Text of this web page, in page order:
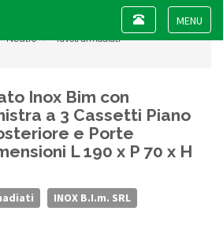
Toggle
Toggle
navigation
Neutro
Tavoli armadiati
Inox Bim con
a 3 Cassetti Piano
e Porte
L 190 x P 70 x H
INOX B.I.m. SRL